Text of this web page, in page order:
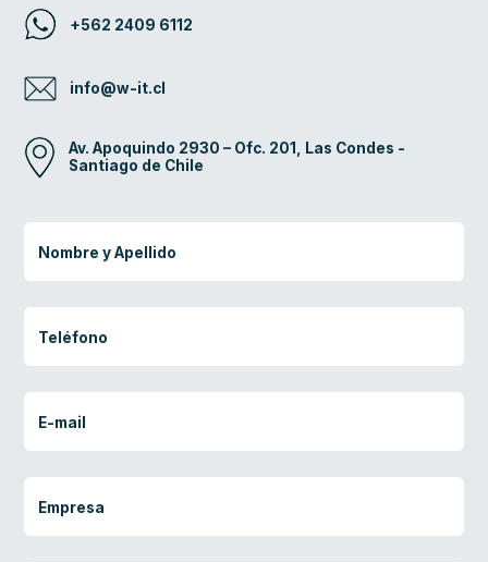
+562 2409 6112
info@w-it.cl
Av. Apoquindo 2930 – Ofc. 201, Las Condes -
Santiago de Chile